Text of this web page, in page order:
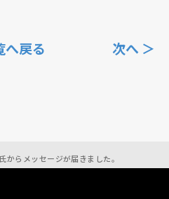
へ戻る 次へ ＞
からメッセージが届きました。